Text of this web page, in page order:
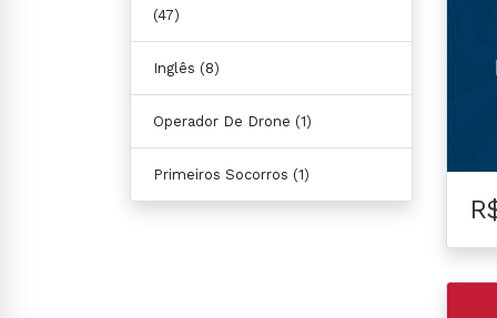
(47)
Inglês (8)
Operador De Drone (1)
Primeiros Socorros (1)